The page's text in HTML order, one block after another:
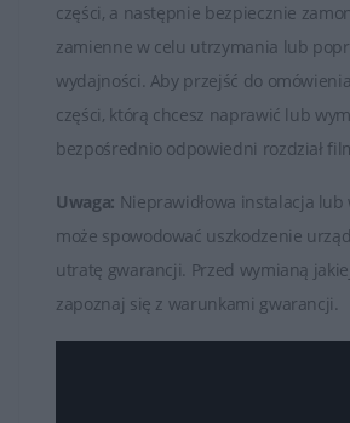
części, a następnie bezpiecznie
zamienne w celu utrzymania lub
wydajności. Aby przejść do
części, którą chcesz naprawić lub
bezpośrednio odpowiedni rozdział
Uwaga: Nieprawidłowa instalacja lub
może spowodować uszkodzenie
utratę gwarancji. Przed wymianą
zapoznaj się z warunkami gwarancji.